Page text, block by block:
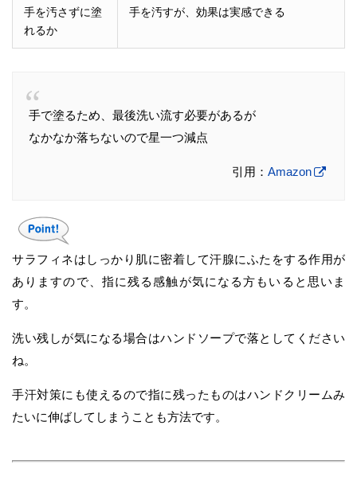
手を汚さずに塗
れるか
手を汚すが、効果は実感できる
手で塗るため、最後洗い流す必要があるが
なかなか落ちないので星一つ減点
引用： Amazon
サラフィネはしっかり肌に密着して汗腺にふたをする作用が
ありますので、指に残る感触が気になる方もいると思いま
す。
洗い残しが気になる場合はハンドソープで落としてください
ね。
手汗対策にも使えるので指に残ったものはハンドクリームみ
たいに伸ばしてしまうことも方法です。